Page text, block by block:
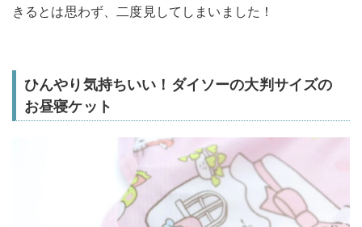
きるとは思わず、二度見してしまいました！
ひんやり気持ちいい！ダイソーの大判サイズの
お昼寝ケット